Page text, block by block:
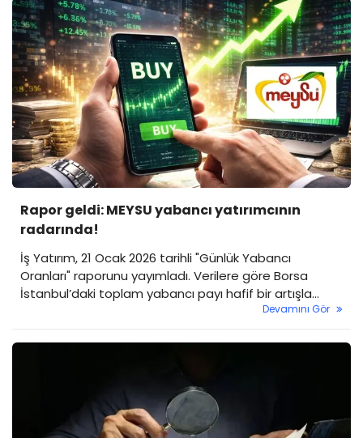
Rapor geldi: MEYSU yabancı yatırımcının
radarında!
İş Yatırım, 21 Ocak 2026 tarihli "Günlük Yabancı
Oranları" raporunu yayımladı. Verilere göre Borsa
İstanbul’daki toplam yabancı payı hafif bir artışla
yüzde 37 seviyesine yükselirken, bazı hisselerdeki 10
günlük kesintisiz yabancı girişi dikkat çekti.
Devamını Gör